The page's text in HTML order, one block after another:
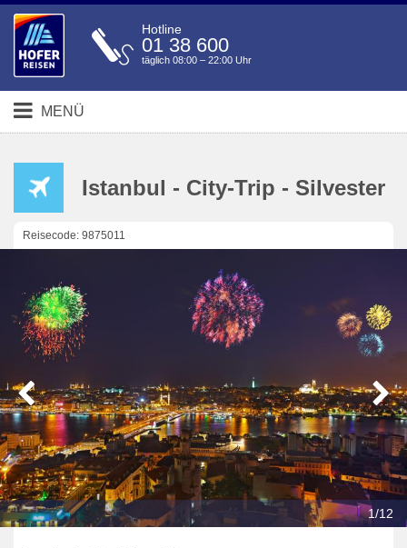
Hotline
01 38 600
täglich 08:00 – 22:00 Uhr
MENÜ
Istanbul - City-Trip - Silvester
Reisecode: 9875011
1/12